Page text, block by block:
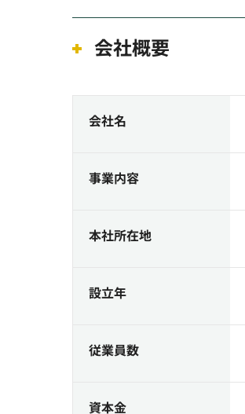
会社概要
会社名
事業内容
本社所在地
設立年
従業員数
資本金